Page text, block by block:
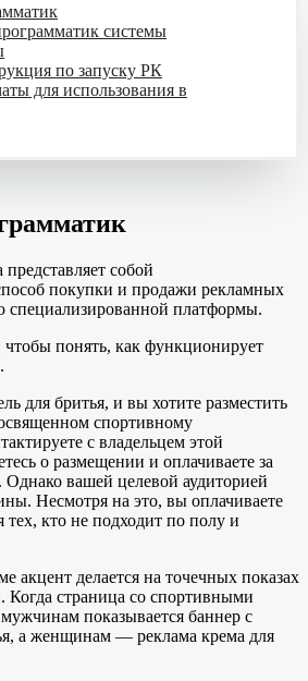
системы
по запуску РК
для использования в
собой
покупки и продажи рекламных
платформы.
понять, как функционирует
для бритья, и вы хотите разместить
спортивному
с владельцем этой
о размещении и оплачиваете за
вашей целевой аудиторией
Несмотря на это, вы оплачиваете
кто не подходит по полу и
акцент делается на точечных показах
Когда страница со спортивными
показывается баннер с
а женщинам — реклама крема для